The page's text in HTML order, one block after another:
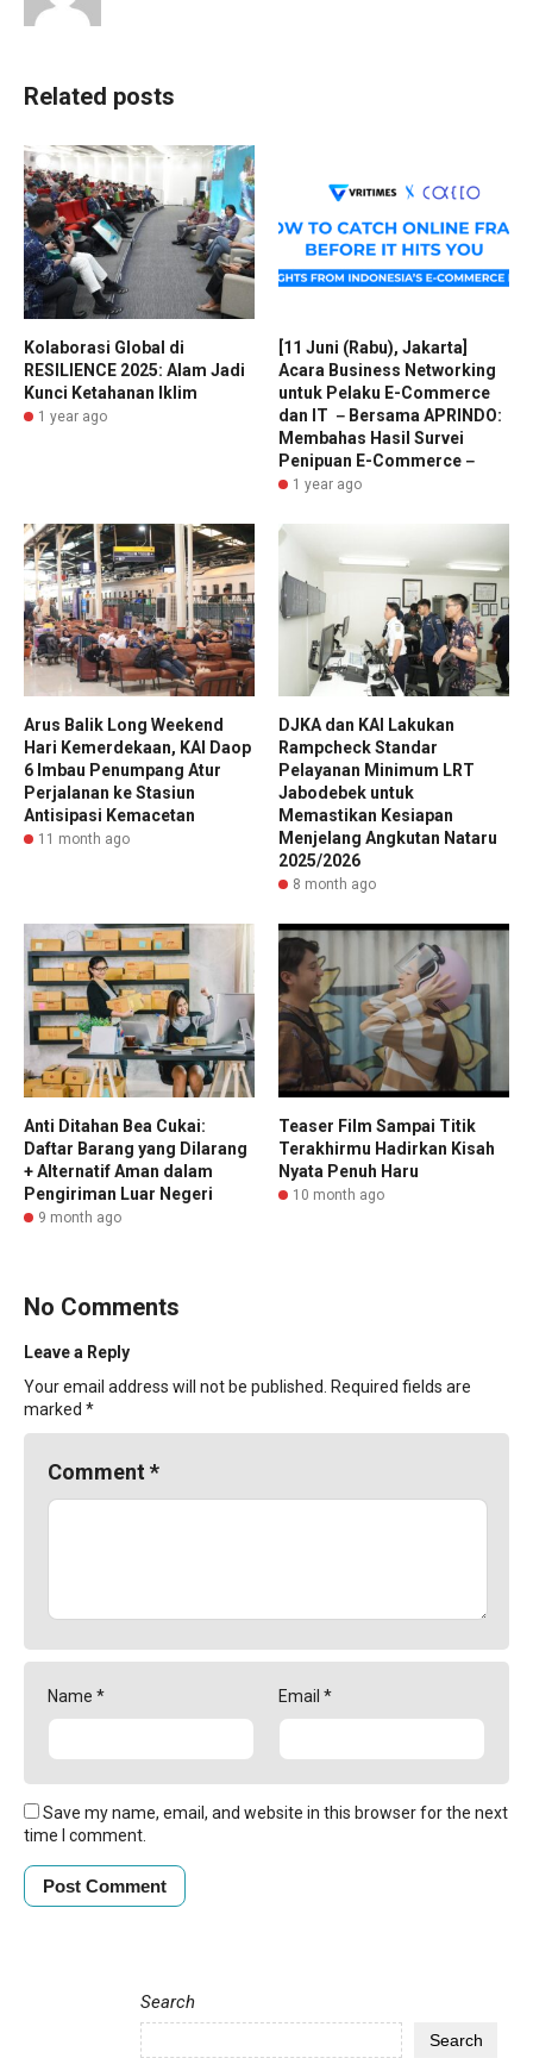
Related posts
Kolaborasi Global di
RESILIENCE 2025: Alam Jadi
Kunci Ketahanan Iklim
1 year ago
[11 Juni (Rabu), Jakarta]
Acara Business Networking
untuk Pelaku E-Commerce
dan IT －Bersama APRINDO:
Membahas Hasil Survei
Penipuan E-Commerce－
1 year ago
Arus Balik Long Weekend
Hari Kemerdekaan, KAI Daop
6 Imbau Penumpang Atur
Perjalanan ke Stasiun
Antisipasi Kemacetan
11 month ago
DJKA dan KAI Lakukan
Rampcheck Standar
Pelayanan Minimum LRT
Jabodebek untuk
Memastikan Kesiapan
Menjelang Angkutan Nataru
2025/2026
8 month ago
Anti Ditahan Bea Cukai:
Daftar Barang yang Dilarang
+ Alternatif Aman dalam
Pengiriman Luar Negeri
9 month ago
Teaser Film Sampai Titik
Terakhirmu Hadirkan Kisah
Nyata Penuh Haru
10 month ago
No Comments
Leave a Reply
Your email address will not be published. Required fields are
marked *
Comment *
Name * Email *
Save my name, email, and website in this browser for the next
time I comment.
Search
Search